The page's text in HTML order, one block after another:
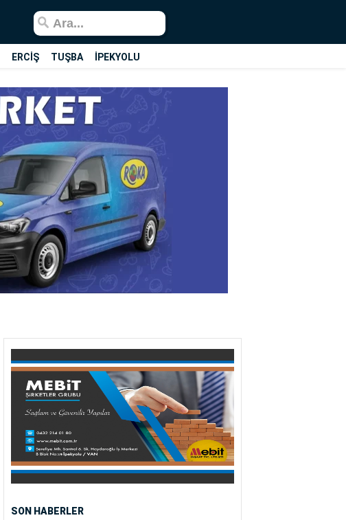
ERCİŞ TUŞBA İPEKYOLU
SON HABERLER